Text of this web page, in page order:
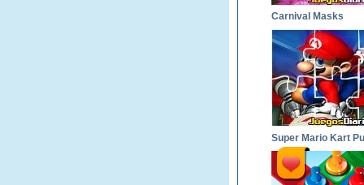
Carnival Masks